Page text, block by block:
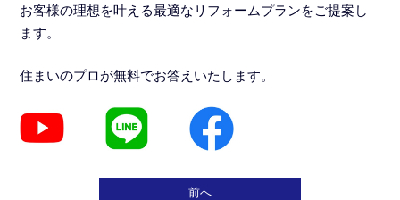
お客様の理想を叶える最適なリフォームプランをご提案し
ます。
住まいのプロが無料でお答えいたします。
前へ